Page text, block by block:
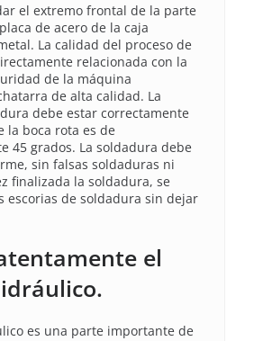
el extremo frontal de la parte
de acero de la caja
La calidad del proceso de
relacionada con la
de la máquina
de alta calidad. La
debe estar correctamente
la boca rota es de
45 grados. La soldadura debe
sin falsas soldaduras ni
finalizada la soldadura, se
escorias de soldadura sin dejar
el
es una parte importante de